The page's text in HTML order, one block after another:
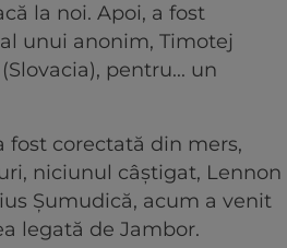
la noi. Apoi, a fost
unui anonim, Timotej
pentru... un
fost corectată din mers,
niciunul câștigat, Lennon
Șumudică, acum a venit
legată de Jambor.